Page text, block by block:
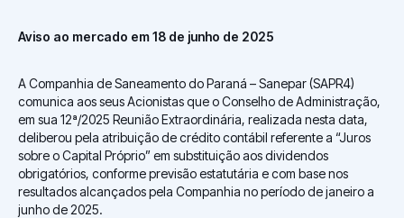
Aviso ao mercado em 18 de junho de 2025
A Companhia de Saneamento do Paraná – Sanepar (SAPR4)
comunica aos seus Acionistas que o Conselho de Administração,
em sua 12ª/2025 Reunião Extraordinária, realizada nesta data,
deliberou pela atribuição de crédito contábil referente a “Juros
sobre o Capital Próprio” em substituição aos dividendos
obrigatórios, conforme previsão estatutária e com base nos
resultados alcançados pela Companhia no período de janeiro a
junho de 2025.